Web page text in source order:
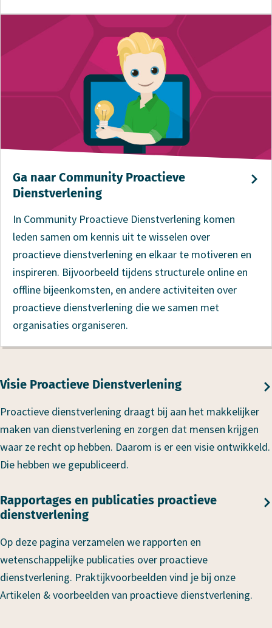
Ga naar Community Proactieve
Dienstverlening
In Community Proactieve Dienstverlening komen
leden samen om kennis uit te wisselen over
proactieve dienstverlening en elkaar te motiveren en
inspireren. Bijvoorbeeld tijdens structurele online en
offline bijeenkomsten, en andere activiteiten over
proactieve dienstverlening die we samen met
organisaties organiseren.
Visie Proactieve Dienstverlening
Proactieve dienstverlening draagt bij aan het makkelijker
maken van dienstverlening en zorgen dat mensen krijgen
waar ze recht op hebben. Daarom is er een visie ontwikkeld.
Die hebben we gepubliceerd.
Rapportages en publicaties proactieve
dienstverlening
Op deze pagina verzamelen we rapporten en
wetenschappelijke publicaties over proactieve
dienstverlening. Praktijkvoorbeelden vind je bij onze
Artikelen & voorbeelden van proactieve dienstverlening.